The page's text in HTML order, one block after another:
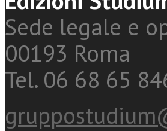
Sede legale e
00193 Roma
Tel. 06 68 65